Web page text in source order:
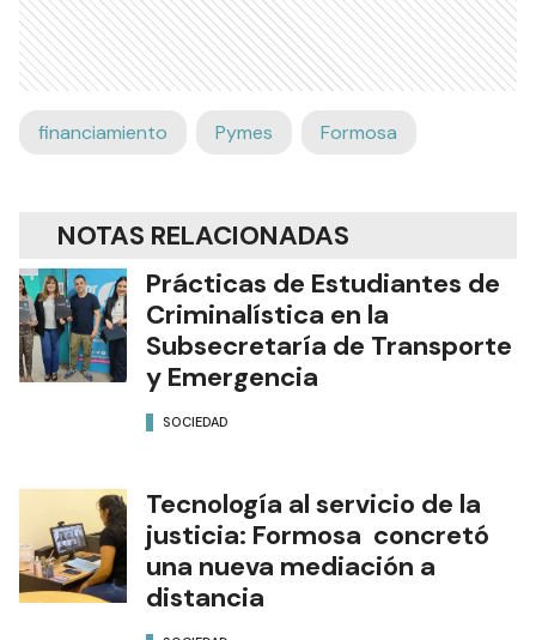
financiamiento Pymes Formosa
NOTAS RELACIONADAS
Prácticas de Estudiantes de
Criminalística en la
Subsecretaría de Transporte
y Emergencia
SOCIEDAD
Tecnología al servicio de la
justicia: Formosa concretó
una nueva mediación a
distancia